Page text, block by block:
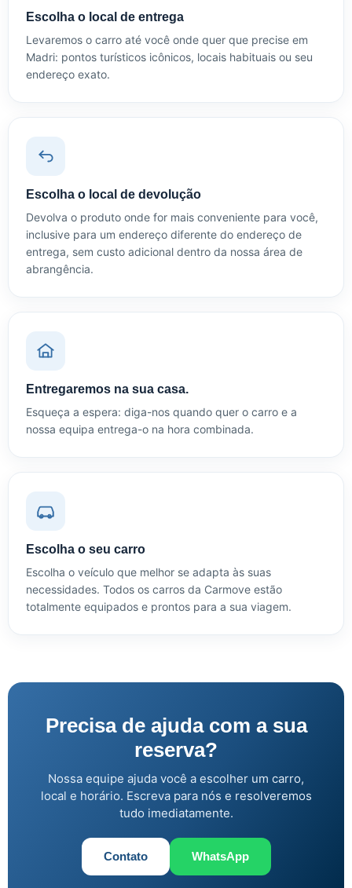
Escolha o local de entrega
Levaremos o carro até você onde quer que precise em
Madri: pontos turísticos icônicos, locais habituais ou seu
endereço exato.
Escolha o local de devolução
Devolva o produto onde for mais conveniente para você,
inclusive para um endereço diferente do endereço de
entrega, sem custo adicional dentro da nossa área de
abrangência.
Entregaremos na sua casa.
Esqueça a espera: diga-nos quando quer o carro e a
nossa equipa entrega-o na hora combinada.
Escolha o seu carro
Escolha o veículo que melhor se adapta às suas
necessidades. Todos os carros da Carmove estão
totalmente equipados e prontos para a sua viagem.
Precisa de ajuda com a sua
reserva?
Nossa equipe ajuda você a escolher um carro,
local e horário. Escreva para nós e resolveremos
tudo imediatamente.
Contato WhatsApp